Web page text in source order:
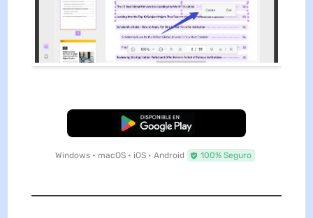
Descarga Gratuita
Windows • macOS • iOS • Android 100% Seguro